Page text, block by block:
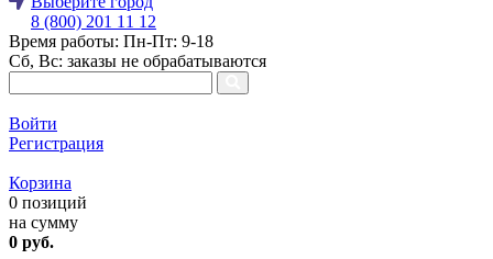
8 (800) 201 11 12
Время работы: Пн-Пт: 9-18
Сб, Вс: заказы не обрабатываются
Войти
Регистрация
Корзина
0 позиций
на сумму
0 руб.